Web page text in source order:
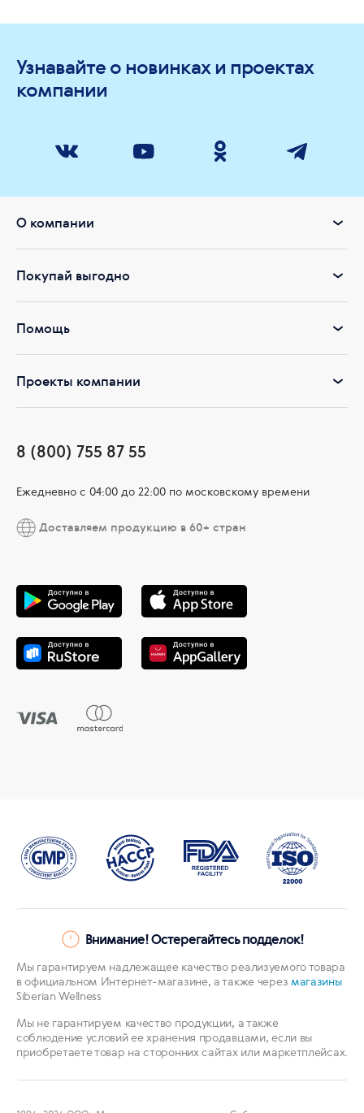
Узнавайте о новинках и проектах
компании
О компании
Покупай выгодно
Помощь
Проекты компании
8 (800) 755 87 55
Ежедневно c 04:00 до 22:00 по московскому времени
Доставляем продукцию в 60+ стран
Внимание! Остерегайтесь подделок!
Мы гарантируем надлежащее качество реализуемого товара
в официальном Интернет-магазине, а также через магазины
Siberian Wellness
Мы не гарантируем качество продукции, а также
соблюдение условий ее хранения продавцами, если вы
приобретаете товар на сторонних сайтах или маркетплейсах.